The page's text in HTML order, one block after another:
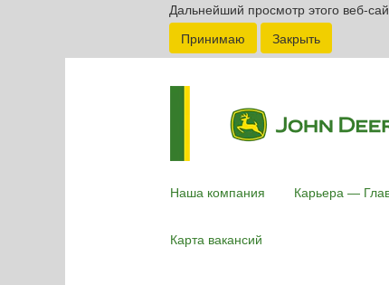
Дальнейший просмотр этого веб-
Принимаю
Закрыть
Наша компания Карьера —
Карта вакансий